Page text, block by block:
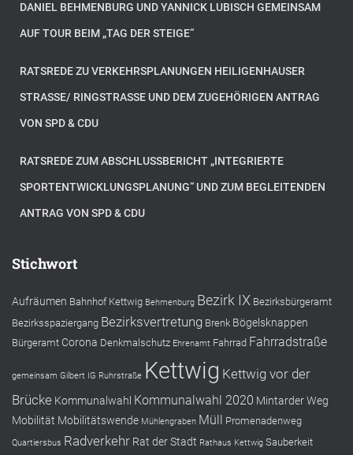
DANIEL BEHMENBURG UND YANNICK LUBISCH GEMEINSAM
AUF TOUR BEIM „TAG DER STEIGE“
RATSREDE ZU VERKEHRSPLANUNGEN HEILIGENHAUSER
STRASSE/ RINGSTRASSE UND DEM ZUGEHÖRIGEN ANTRAG VO
N SPD & CDU
RATSREDE ZUM ABSCHLUSSBERICHT „INTEGRIERTE
SPORTENTWICKLUNGSPLANUNG“ UND ZUM BEGLEITENDEN
ANTRAG VON SPD & CDU
Stichwort
Aufräumen Bahnhof Kettwig Behmenburg Bezirk IX Bezirksbürgeramt
Bezirksspaziergang Bezirksvertretung Brenk Bögelsknappen
Bürgeramt Corona Denkmalschutz Ehrenamt Fahrrad Fahrradstraße
gemeinsam Gilbert IG Ruhrstraße Kettwig Kettwig vor der
Brücke Kommunalwahl Kommunalwahl 2020 Mintarder Weg
Mobilität Mobilitätswende Mühlengraben Müll Promenadenweg
Quartiersbus Radverkehr Rat der Stadt Rathaus Kettwig Sauberkeit